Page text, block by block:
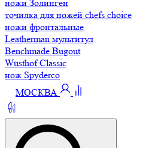
ножи Золинген
точилка для ножей chefs choice
ножи фронтальные
Leatherman мультитул
Benchmade Bugout
Wüsthof Classic
нож Spyderco
МОСКВА